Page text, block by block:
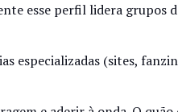
esse perfil lidera grupos
especializadas (sites,